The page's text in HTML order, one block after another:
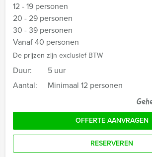
12 - 19 personen
20 - 29 personen
30 - 39 personen
Vanaf 40 personen
De prijzen zijn exclusief BTW
Duur:
5 uur
Aantal:
Minimaal 12 personen
OFFERTE AANVRAGEN
RESERVEREN